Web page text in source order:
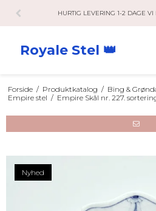
HURTIG LEVERING 1-2 DAGE VI
Royale Stel 👑
Forside / Produktkatalog / Bing &
Empire stel / Empire Skål nr. 227.
Nyhed